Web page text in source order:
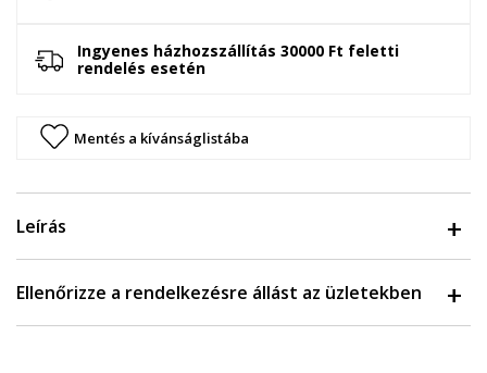
Ingyenes házhozszállítás 30000 Ft feletti
rendelés esetén
Mentés a kívánságlistába
Leírás
Ellenőrizze a rendelkezésre állást az üzletekben